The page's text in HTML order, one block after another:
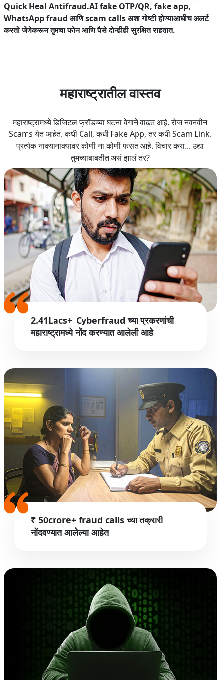
Quick Heal Antifraud.AIfake OTP/QR, fake app,
WhatsApp fraud आणि scam calls अशा गोष्टी होण्याआधीच अलर्ट
करतो जेणेकरून तुमचा फोन आणि पैसे दोन्हीही सुरक्षित राहतात.
महाराष्ट्रातील वास्तव
महाराष्ट्रामध्ये डिजिटल फ्रॉडच्या घटना वेगाने वाढत आहे. रोज नवनवीन
Scams येत आहेत. कधी Call, कधी Fake App, तर कधी Scam Link.
प्रत्येक नाक्यानाक्यावर कोणी ना कोणी फसत आहे. विचार करा... उद्या
तुमच्याबाबतीत असं झालं तर?
2.41Lacs+ Cyberfraud च्या प्रकरणांची
महाराष्ट्रामध्ये नोंद करण्यात आलेली आहे
₹ 50crore+ fraud calls च्या तक्रारी
नोंदवण्यात आलेल्या आहेत